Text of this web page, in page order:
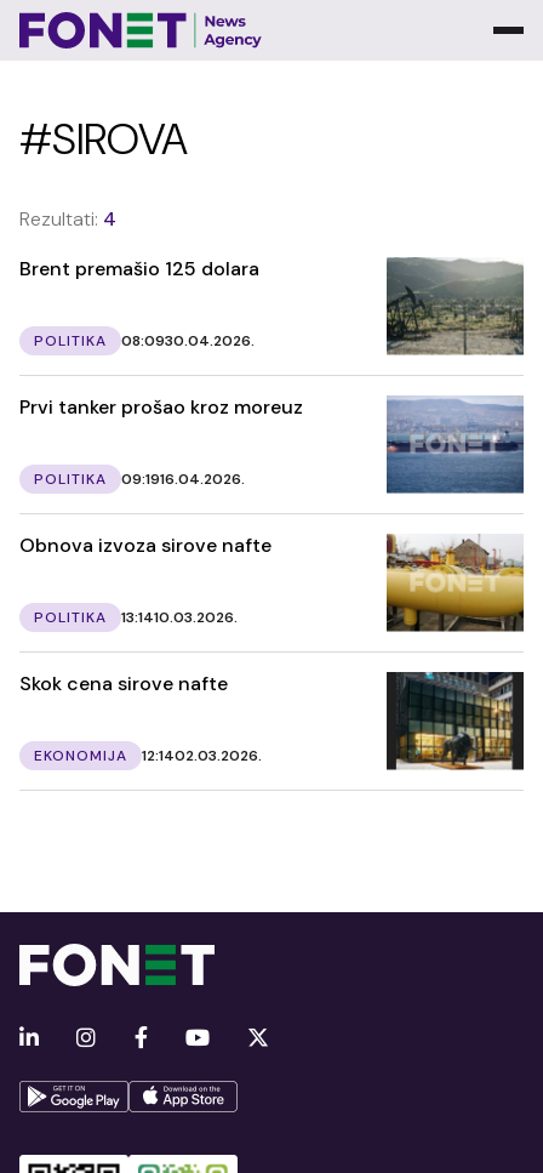
#SIROVA
Rezultati: 4
Brent premašio 125 dolara
POLITIKA 08:0930.04.2026.
Prvi tanker prošao kroz moreuz
POLITIKA 09:1916.04.2026.
Obnova izvoza sirove nafte
POLITIKA 13:1410.03.2026.
Skok cena sirove nafte
EKONOMIJA 12:1402.03.2026.